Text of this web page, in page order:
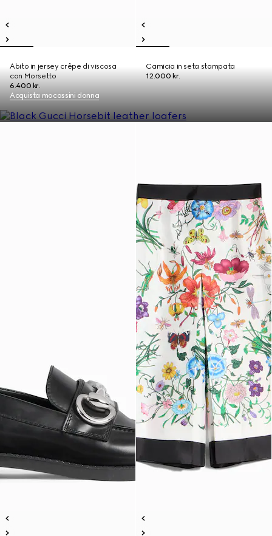
Abito in jersey crêpe di viscosa
con Morsetto
6.400 kr.
Camicia in seta stampata
12.000 kr.
Acquista mocassini donna